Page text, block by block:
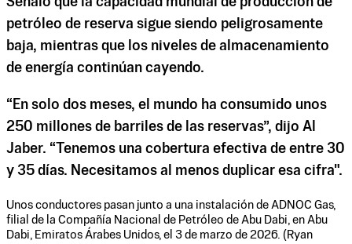
petróleo de reserva sigue siendo peligrosamente
baja, mientras que los niveles de almacenamiento
de energía continúan cayendo.
“En solo dos meses, el mundo ha consumido unos
250 millones de barriles de las reservas”, dijo Al
Jaber. “Tenemos una cobertura efectiva de entre 30
y 35 días. Necesitamos al menos duplicar esa cifra".
Unos conductores pasan junto a una instalación de ADNOC Gas,
filial de la Compañía Nacional de Petróleo de Abu Dabi, en Abu
Dabi, Emiratos Árabes Unidos, el 3 de marzo de 2026. (Ryan